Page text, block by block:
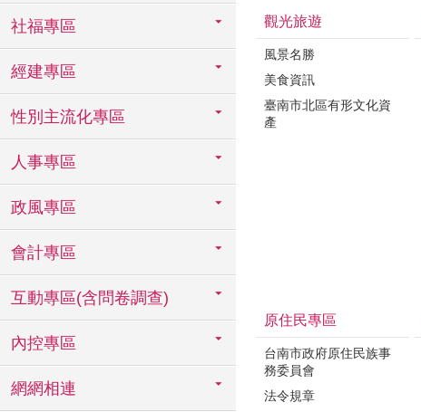
社福專區
經建專區
性別主流化專區
人事專區
政風專區
會計專區
互動專區(含問卷調查)
內控專區
網網相連
觀光旅遊
風景名勝
美食資訊
臺南市北區有形文化資
產
原住民專區
台南市政府原住民族事
務委員會
法令規章